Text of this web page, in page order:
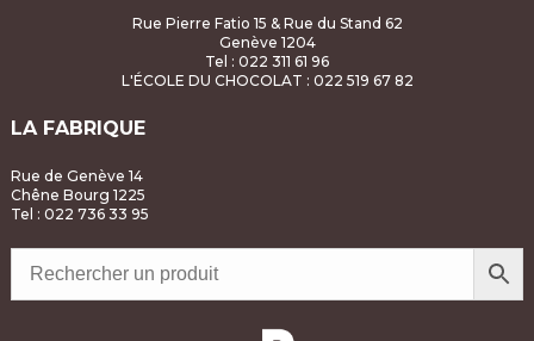
e
Rue Pierre Fatio 15 & Rue du Stand 62
Genève 1204
Tel : 022 311 61 96
L'ÉCOLE DU CHOCOLAT : 022 519 67 82
LA FABRIQUE
Rue de Genève 14
Chêne Bourg 1225
Tel : 022 736 33 95